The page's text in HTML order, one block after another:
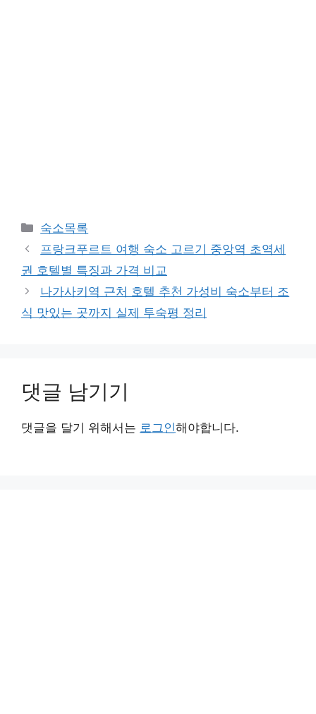
카
테
리
숙소목록
프랑크푸르트 여행 숙소 고르기 중앙역 초역세
권 호텔별 특징과 가격 비교
나가사키역 근처 호텔 추천 가성비 숙소부터 조
식 맛있는 곳까지 실제 투숙평 정리
댓글 남기기
댓글을 달기 위해서는 로그인해야합니다.